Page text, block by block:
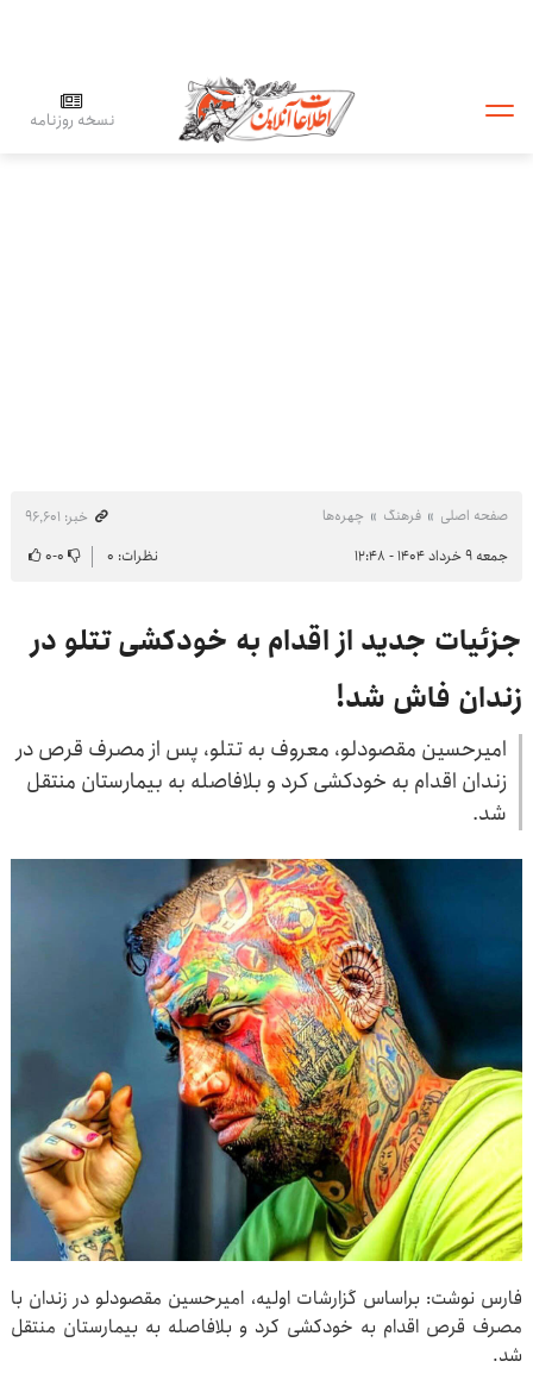
نسخه روزنامه
صفحه اصلی فرهنگ چهره‌ها
خبر: ۹۶٬۶۰۱
جمعه ۹ خرداد ۱۴۰۴ - ۱۲:۴۸
نظرات: ۰ ۰-۰
جزئیات جدید از اقدام به خودکشی تتلو در
زندان فاش شد!
امیرحسین مقصودلو، معروف به تتلو، پس از مصرف قرص در
زندان اقدام به خودکشی کرد و بلافاصله به بیمارستان منتقل
شد.
فارس نوشت: براساس گزارشات اولیه، امیرحسین مقصودلو در زندان با
مصرف قرص اقدام به خودکشی کرد و بلافاصله به بیمارستان منتقل
شد.